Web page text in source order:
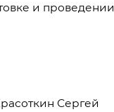
и проведении
Сергей